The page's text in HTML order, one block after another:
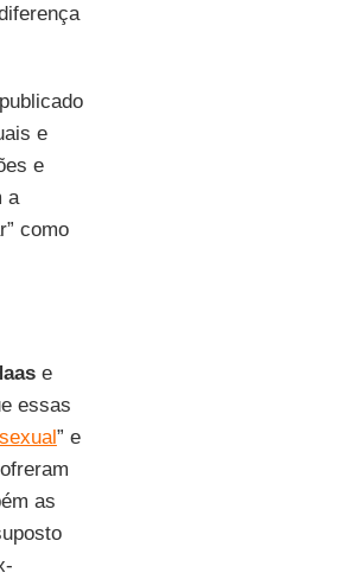
e
e
a
como
e
essas
” e
as